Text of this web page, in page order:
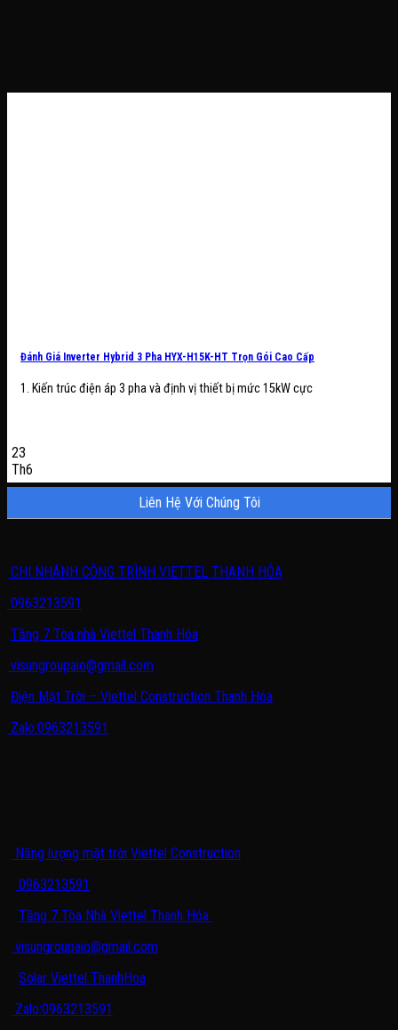
Đánh Giá Inverter Hybrid 3 Pha HYX-H15K-HT Trọn Gói Cao Cấp
1. Kiến trúc điện áp 3 pha và định vị thiết bị mức 15kW cực
23
Th6
Liên Hệ Với Chúng Tôi
CHI NHÁNH CÔNG TRÌNH VIETTEL THANH HÓA
0963213591
Tầng 7 Tòa nhà Viettel Thanh Hóa
visungroupaio@gmail.com
Điện Mặt Trời – Viettel Construction Thanh Hóa
Zalo:0963213591
Năng lượng mặt trời Viettel Construction
0963213591
Tầng 7 Tòa Nhà Viettel Thanh Hóa
visungroupaio@gmail.com
Solar Viettel ThanhHoa
Zalo:0963213591